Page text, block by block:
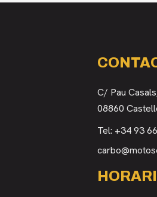
C/ Pau
08860
Tel: +34 93